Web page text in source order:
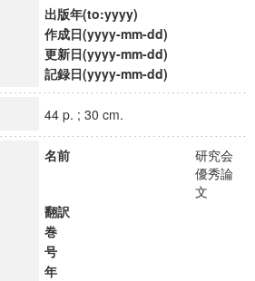
出版年(to:yyyy)
作成日(yyyy-mm-dd)
更新日(yyyy-mm-dd)
記録日(yyyy-mm-dd)
44 p. ; 30 cm.
名前
研究会
優秀論
文
翻訳
巻
号
年